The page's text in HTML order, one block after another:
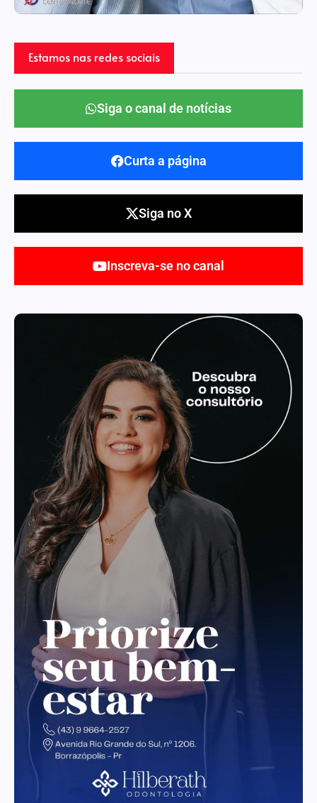
Estamos nas redes sociais
Siga o canal de notícias
Curta a página
Siga no X
Inscreva-se no canal